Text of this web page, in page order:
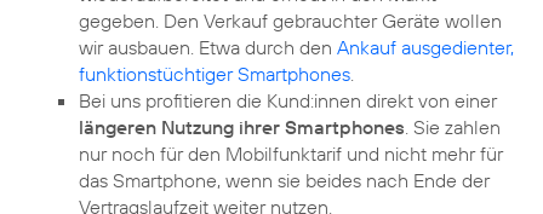
gegeben. Den Verkauf gebrauchter Geräte wollen
wir ausbauen. Etwa durch den Ankauf ausgedienter,
funktionstüchtiger Smartphones
Bei uns profitieren die Kund:innen direkt von einer
längeren Nutzung ihrer Smartphones . Sie zahlen
nur noch für den Mobilfunktarif und nicht mehr für
das Smartphone, wenn sie beides nach Ende der
Vertragslaufzeit weiter nutzen.